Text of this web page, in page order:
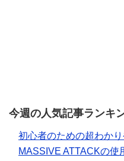
今週の人気記事ランキ
初心者のための超わか
MASSIVE ATTACKの使